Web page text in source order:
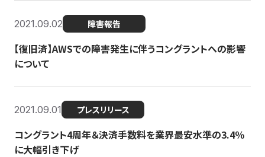
2021.09.02 障害報告
【復旧済】AWSでの障害発生に伴うコングラントへの影響
について
2021.09.01 プレスリリース
コングラント4周年＆決済手数料を業界最安水準の3.4％
に大幅引き下げ